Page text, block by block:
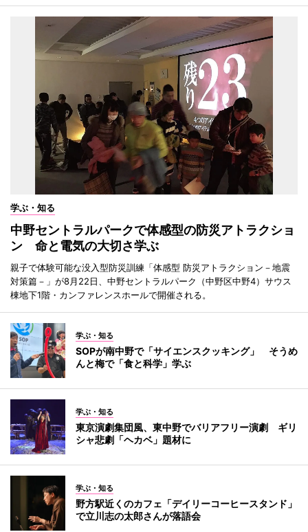
学ぶ・知る
中野セントラルパークで体感型の防災アトラクショ
ン 命と電気の大切さ学ぶ
親子で体験可能な没入型防災訓練「体感型 防災アトラクション－地震
対策篇－」が8月22日、中野セントラルパーク（中野区中野4）サウス
棟地下1階・カンファレンスホールで開催される。
学ぶ・知る
SOPが南中野で「サイエンスクッキング」 そうめ
んと梅で「食と科学」学ぶ
学ぶ・知る
東京演劇集団風、東中野でバリアフリー演劇 ギリ
シャ悲劇「ヘカベ」題材に
学ぶ・知る
野方駅近くのカフェ「デイリーコーヒースタンド」
で立川志の太郎さんが落語会